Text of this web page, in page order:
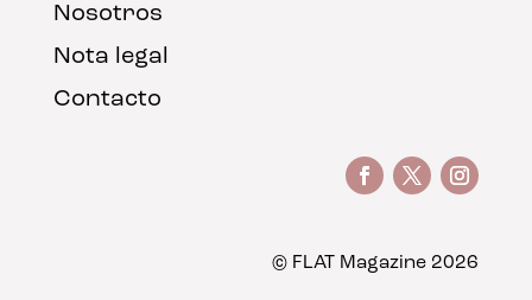
Nosotros
Nota legal
Contacto
© FLAT Magazine 2026